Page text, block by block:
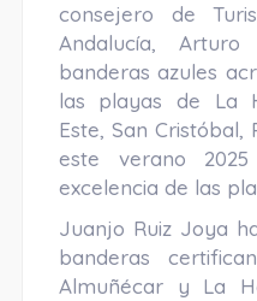
consejero de
Andalucía,
banderas azules
las playas de La
Este, San
este verano
excelencia de las
Juanjo Ruiz Joya
banderas
Almuñécar y La